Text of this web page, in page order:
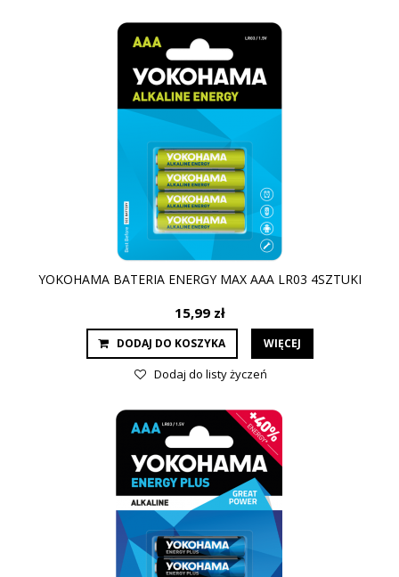
YOKOHAMA BATERIA ENERGY MAX AAA LR03 4SZTUKI
15,99 zł
DODAJ DO KOSZYKA WIĘCEJ
Dodaj do listy życzeń